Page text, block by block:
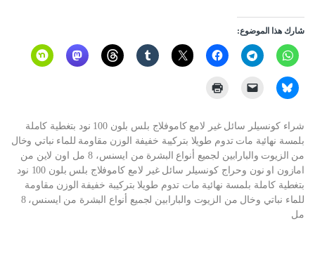
شارك هذا الموضوع:
شراء كونسيلر سائل غير لامع كاموفلاج بلس بلون 100 نود بتغطية كاملة
بلمسة نهائية مات تدوم طويلا بتركيبة خفيفة الوزن مقاومة للماء نباتي وخال
من الزيوت والبارابين لجميع أنواع البشرة من ايسنس، 8 مل اون لاين من
امازون او نون وحراج كونسيلر سائل غير لامع كاموفلاج بلس بلون 100 نود
بتغطية كاملة بلمسة نهائية مات تدوم طويلا بتركيبة خفيفة الوزن مقاومة
للماء نباتي وخال من الزيوت والبارابين لجميع أنواع البشرة من ايسنس، 8
مل